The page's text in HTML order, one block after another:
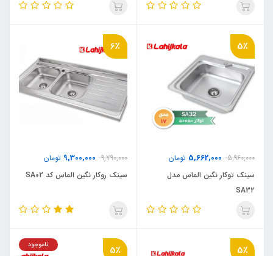
5٪
5,960,000
5,662,000 تومان
سینک توکار نگین الماس مدل
SA32
6٪
9,790,000
9,300,000 تومان
سینک روکار نگین الماس کد SA02
5٪ 5٪ ناموجود